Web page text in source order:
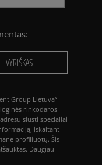
VYRIŠKAS
Group Lietuva“
rinkodaros
siųsti specialiai
įskaitant
profiliuotų. Šis
Daugiau